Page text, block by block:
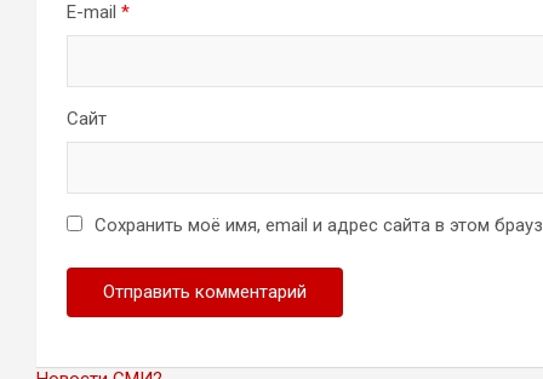
E-mail *
Сайт
Сохранить моё имя, email и адрес сайта в этом